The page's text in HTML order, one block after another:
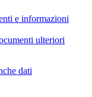
e informazioni
ulteriori
dati